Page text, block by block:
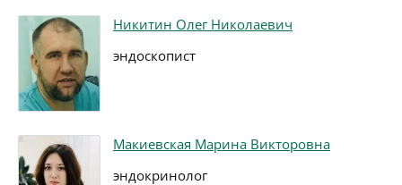
Никитин Олег Николаевич
эндоскопист
Макиевская Марина Викторовна
эндокринолог